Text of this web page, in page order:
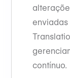
enviadas
contínuo.